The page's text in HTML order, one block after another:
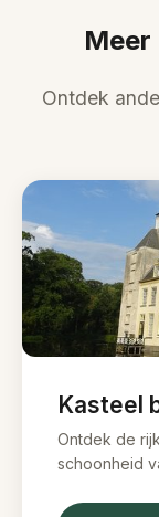
Meer
Ontdek
Kasteel
Ontdek de
schoonheid